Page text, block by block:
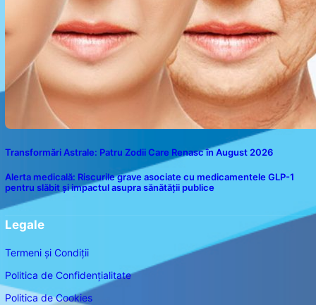
Transformări Astrale: Patru Zodii Care Renasc în August 2026
Alerta medicală: Riscurile grave asociate cu medicamentele GLP-1
pentru slăbit și impactul asupra sănătății publice
Legale
Termeni și Condiții
Politica de Confidențialitate
Politica de Cookies